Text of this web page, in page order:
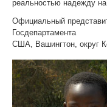
реальностью надежду
Официальный
Госдепартамента
США, Вашингтон, округ